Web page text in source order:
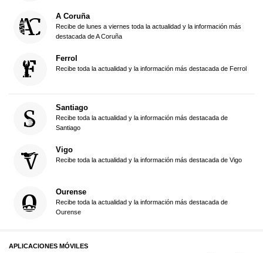
A Coruña
Recibe de lunes a viernes toda la actualidad y la información más
destacada de A Coruña
Ferrol
Recibe toda la actualidad y la información más destacada de Ferrol
Santiago
Recibe toda la actualidad y la información más destacada de
Santiago
Vigo
Recibe toda la actualidad y la información más destacada de Vigo
Ourense
Recibe toda la actualidad y la información más destacada de
Ourense
APLICACIONES MÓVILES